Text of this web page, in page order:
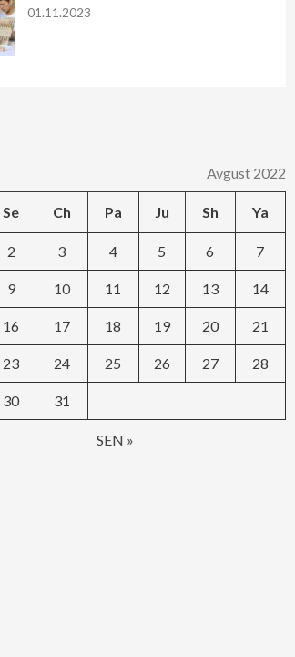
01.11.2023
Avgust 2022
Se Ch Pa Ju Sh Ya
SEN »
2 3 4 5 6 7
9 10 11 12 13 14
16 17 18 19 20 21
23 24 25 26 27 28
30 31